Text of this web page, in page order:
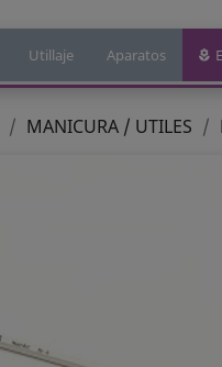
Utillaje Aparatos
MANICURA / UTILES